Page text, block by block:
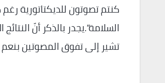
كنتم تصوتون للديكتاتورية
السلامة”.يجدر بالذكر أنّ
تشير إلى تفوق المصوتين بنعم بمعدل